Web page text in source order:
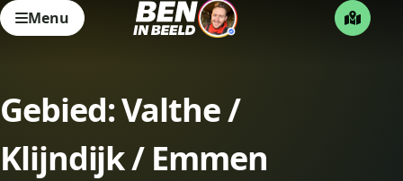
Menu
Gebied:Valthe /
Klijndijk / Emmen